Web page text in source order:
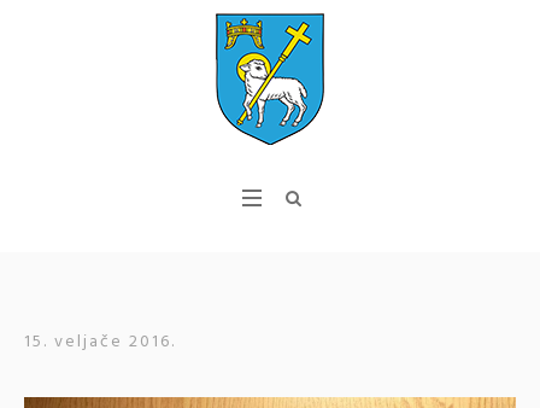
15. veljače 2016.